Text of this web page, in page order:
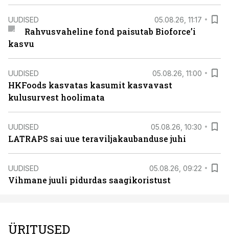
UUDISED 05.08.26, 11:17
Rahvusvaheline fond paisutab Bioforce’i
kasvu
UUDISED 05.08.26, 11:00
HKFoods kasvatas kasumit kasvavast
kulusurvest hoolimata
UUDISED 05.08.26, 10:30
LATRAPS sai uue teraviljakaubanduse juhi
UUDISED 05.08.26, 09:22
Vihmane juuli pidurdas saagikoristust
ÜRITUSED